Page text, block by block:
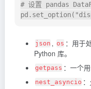
# 设置 pandas
json , os ：用于
Python 库。
getpass ：一个
nest_asyncio